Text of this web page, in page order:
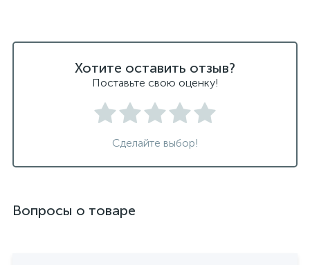
Хотите оставить отзыв?
Поставьте свою оценку!
Сделайте выбор!
Вопросы о товаре